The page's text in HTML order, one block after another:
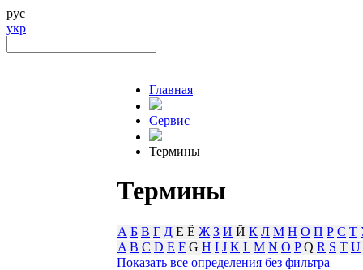
рус
укр
Главная
Сервис
Термины
Термины
А Б В Г Д Е Ё Ж З И Й К Л М Н О П Р С Т
A B C D E F G H I J K L M N O PQ R S T U
Показать все определения без фильтра